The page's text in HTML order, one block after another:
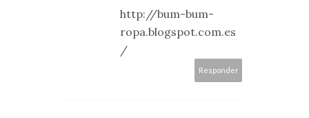
http://bum-bum-
ropa.blogspot.com.es
/
Responder